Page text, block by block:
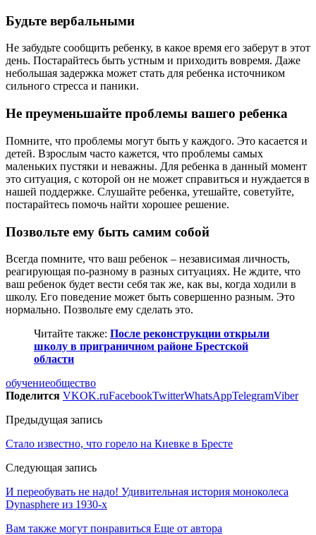
Будьте вербальными
Не забудьте сообщить ребенку, в какое время его заберут в этот
день. Постарайтесь быть устным и приходить вовремя. Даже
небольшая задержка может стать для ребенка источником
сильного стресса и паники.
Не преуменьшайте проблемы вашего ребенка
Помните, что проблемы могут быть у каждого. Это касается и
детей. Взрослым часто кажется, что проблемы самых
маленьких пустяки и неважны. Для ребенка в данный момент
это ситуация, с которой он не может справиться и нуждается в
нашей поддержке. Слушайте ребенка, утешайте, советуйте,
постарайтесь помочь найти хорошее решение.
Позвольте ему быть самим собой
Всегда помните, что ваш ребенок – независимая личность,
реагирующая по-разному в разных ситуациях. Не ждите, что
ваш ребенок будет вести себя так же, как вы, когда ходили в
школу. Его поведение может быть совершенно разным. Это
нормально. Позвольте ему сделать это.
Читайте также: После реконструкции открыли
школу в приграничном районе Брестской
области
обучениеобщество
Поделится VKOK.ruFacebookTwitterWhatsAppTelegramViber
Предыдущая запись
Стало известно, что горело на Киевке в Бресте
Следующая запись
И переобувать не надо! Удивительная история моноколеса
Dynasphere из 1930-х
Вам также могут понравиться Еще от автора